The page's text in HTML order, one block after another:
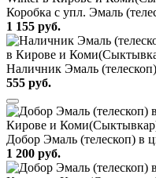
Коробка с упл. Эмаль
1 155 руб.
Наличник Эмаль
555 руб.
Добор Эмаль (телескоп) в
1 200 руб.